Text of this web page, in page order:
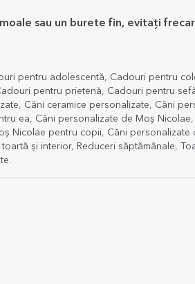
sau un burete fin, evitați
pentru adolescentă, Cadouri pentru
pentru prietenă, Cadouri pentru
, Căni ceramice personalizate, Căni
ea, Căni personalizate de Moș Nicolae,
Nicolae pentru copii, Căni personalizate
și interior, Reduceri săptămânale,
.